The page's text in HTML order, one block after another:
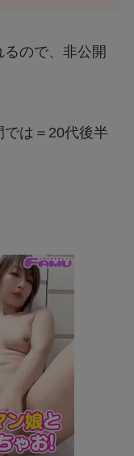
ので、非公開
は＝20代後半